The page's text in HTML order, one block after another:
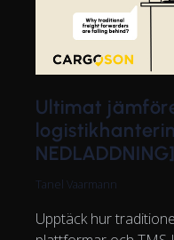
Ultimat
NEDLADDNING]
Tanel Vaarmann
Upptäck hur